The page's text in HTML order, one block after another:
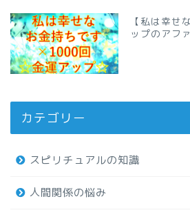
【私は幸せ
ップのアフ
カテゴリー
スピリチュアルの知識
人間関係の悩み